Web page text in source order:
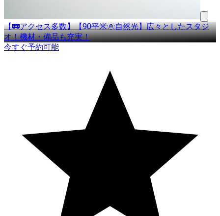
【🚃アクセス多数】【90平米🌞自然光】広々としたスタジ
オ！機材・備品も充実！
今すぐ予約可能